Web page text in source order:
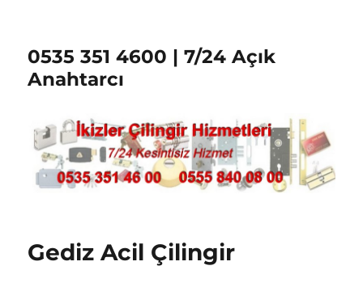
0535 351 4600 | 7/24 Açık
Anahtarcı
Gediz Acil Çilingir